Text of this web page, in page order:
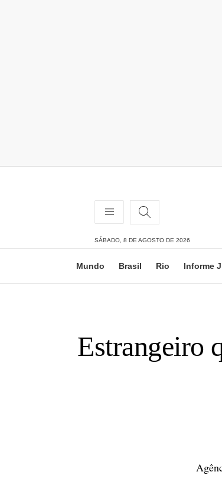
SÁBADO, 8 DE AGOSTO DE 2026
Mundo Brasil Rio Informe
Estrangeiro